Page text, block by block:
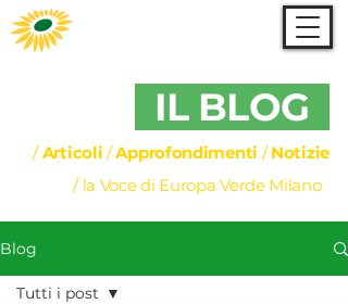
IL BLOG
/Articoli/Approfondimenti /Notizie
/ la Voce di Europa Verde Milano
Blog
Tutti i post